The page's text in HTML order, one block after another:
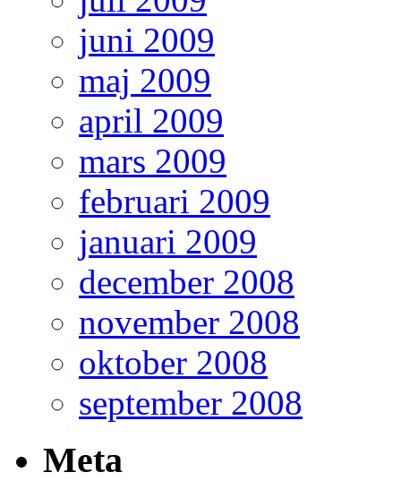
juni 2009
maj 2009
april 2009
mars 2009
februari 2009
januari 2009
december 2008
november 2008
oktober 2008
september 2008
Meta